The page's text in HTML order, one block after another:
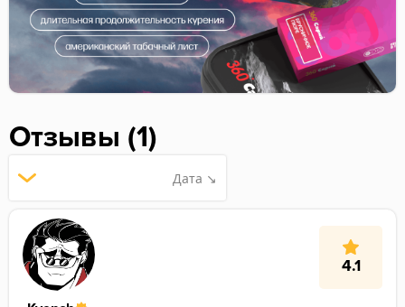
Отзывы (1)
Дата ↘
4.1